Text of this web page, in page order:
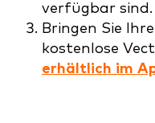
verfügbar sind.
Bringen Sie
kostenlose
erhältlich im